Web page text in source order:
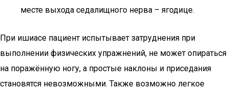
месте выхода седалищного нерва – ягодице.
При ишиасе пациент испытывает затруднения при
выполнении физических упражнений, не может опираться
на поражённую ногу, а простые наклоны и приседания
становятся невозможными. Также возможно легкое